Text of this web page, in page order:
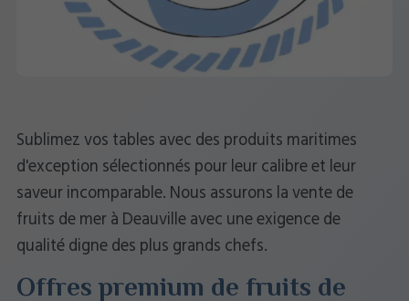
Sublimez vos tables avec des produits maritimes
d'exception sélectionnés pour leur calibre et leur
saveur incomparable. Nous assurons la vente de
fruits de mer à Deauville avec une exigence de
qualité digne des plus grands chefs.
Offres premium de fruits de